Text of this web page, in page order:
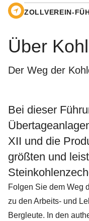
ZOLLVEREIN-
Über
Der Weg der
Bei dieser
XII und die
größten und
Folgen Sie dem Weg
zu den Arbeits- und
Bergleute. In den